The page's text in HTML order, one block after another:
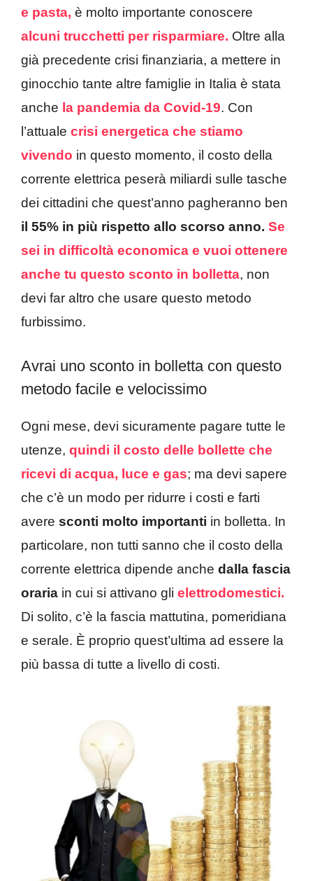
e pasta, è molto importante conoscere
alcuni trucchetti per risparmiare. Oltre alla
già precedente crisi finanziaria, a mettere in
ginocchio tante altre famiglie in Italia è stata
anche la pandemia da Covid-19. Con
l’attuale crisi energetica che stiamo
vivendo in questo momento, il costo della
corrente elettrica peserà miliardi sulle tasche
dei cittadini che quest’anno pagheranno ben
il 55% in più rispetto allo scorso anno. Se
sei in difficoltà economica e vuoi ottenere
anche tu questo sconto in bolletta, non
devi far altro che usare questo metodo
furbissimo.
Avrai uno sconto in bolletta con questo
metodo facile e velocissimo
Ogni mese, devi sicuramente pagare tutte le
utenze, quindi il costo delle bollette che
ricevi di acqua, luce e gas; ma devi sapere
che c’è un modo per ridurre i costi e farti
avere sconti molto importanti in bolletta. In
particolare, non tutti sanno che il costo della
corrente elettrica dipende anche dalla fascia
oraria in cui si attivano gli elettrodomestici.
Di solito, c’è la fascia mattutina, pomeridiana
e serale. È proprio quest’ultima ad essere la
più bassa di tutte a livello di costi.